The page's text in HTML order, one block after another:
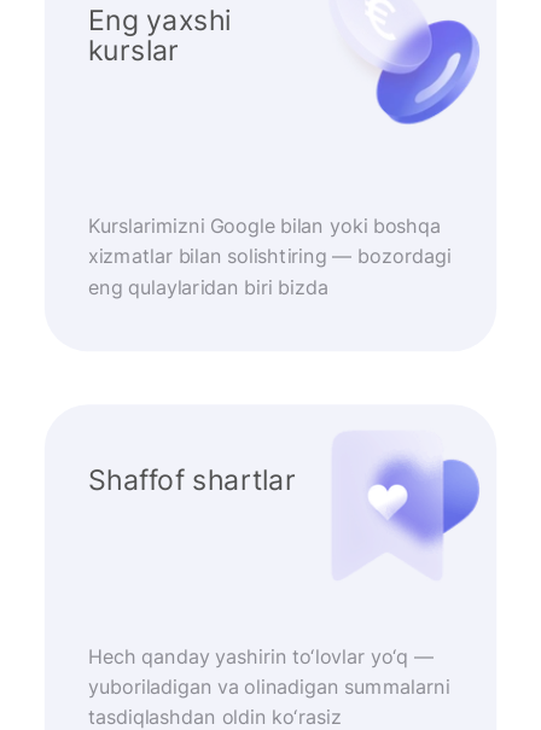
Eng yaxshi
kurslar
Kurslarimizni Google bilan yoki boshqa
xizmatlar bilan solishtiring — bozordagi
eng qulaylaridan biri bizda
Shaffof shartlar
Hech qanday yashirin to‘lovlar yo‘q —
yuboriladigan va olinadigan summalarni
tasdiqlashdan oldin ko‘rasiz